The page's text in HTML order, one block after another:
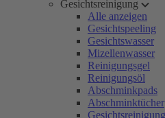
Gesichtsreinigung
Alle anzeigen
Gesichtspeeling
Gesichtswasser
Mizellenwasser
Reinigungsgel
Reinigungsöl
Abschminkpads
Abschminktücher